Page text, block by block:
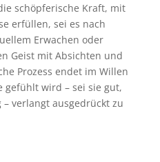
schöpferische Kraft, mit
erfüllen, sei es nach
Erwachen oder
Geist mit Absichten und
Prozess endet im Willen
gefühlt wird – sei sie gut,
verlangt ausgedrückt zu